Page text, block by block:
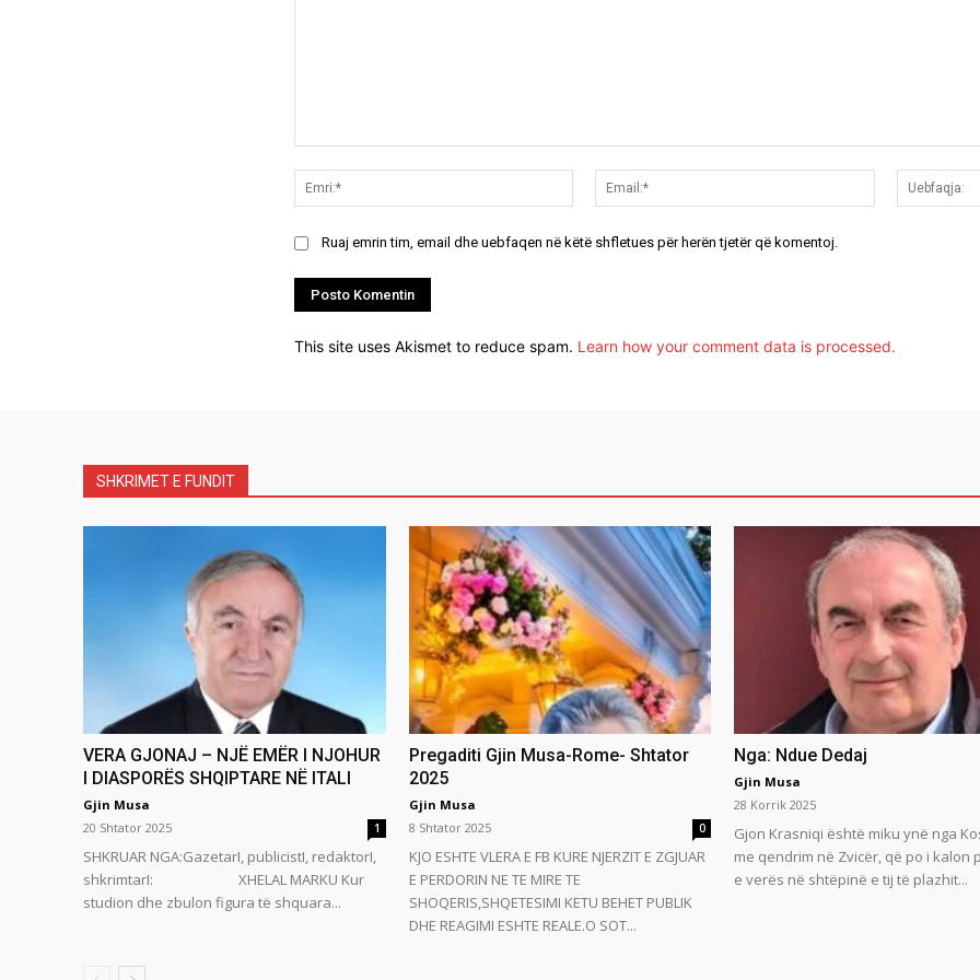
Emri:*
Email:*
Ruaj emrin tim, email dhe uebfaqen në këtë shfletues për herën tjetër që komentoj.
This site uses Akismet to reduce spam. Learn how your comment data is processed.
SHKRIMET E FUNDIT
VERA GJONAJ – NJË EMËR I NJOHUR
I DIASPORËS SHQIPTARE NË ITALI
Gjin Musa
20 Shtator 2025
1
SHKRUAR NGA:GazetarI, publicistI, redaktorI,
shkrimtarI: XHELAL MARKU Kur
studion dhe zbulon figura të shquara...
Pregaditi Gjin Musa-Rome- Shtator
2025
Gjin Musa
8 Shtator 2025
0
KJO ESHTE VLERA E FB KURE NJERZIT E ZGJUAR
E PERDORIN NE TE MIRE TE
SHOQERIS,SHQETESIMI KETU BEHET PUBLIK
DHE REAGIMI ESHTE REALE.O SOT...
Nga: Ndue Dedaj
Gjin Musa
28 Korrik 2025
Gjon Krasniqi është miku ynë nga
me qendrim në Zvicër, që po i kalon
e verës në shtëpinë e tij të plazhit...